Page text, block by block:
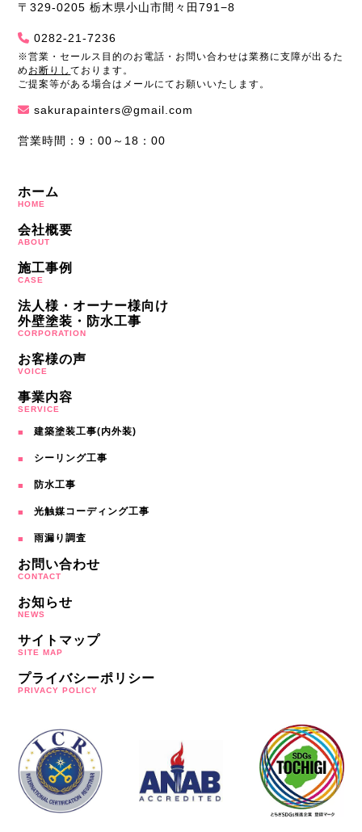
〒329-0205 栃木県小山市間々田791−8
0282-21-7236
※営業・セールス目的のお電話・お問い合わせは業務に支障が出るた
め お断りしております。
ご提案等がある場合はメールにてお願いいたします。
sakurapainters@gmail.com
営業時間：9：00～18：00
ホーム
HOME
会社概要
ABOUT
施工事例
CASE
法人様・オーナー様向け
外壁塗装・防水工事
CORPORATION
お客様の声
VOICE
事業内容
SERVICE
建築塗装工事(内外装)
シーリング工事
防水工事
光触媒コーディング工事
雨漏り調査
お問い合わせ
CONTACT
お知らせ
NEWS
サイトマップ
SITE MAP
プライバシーポリシー
PRIVACY POLICY